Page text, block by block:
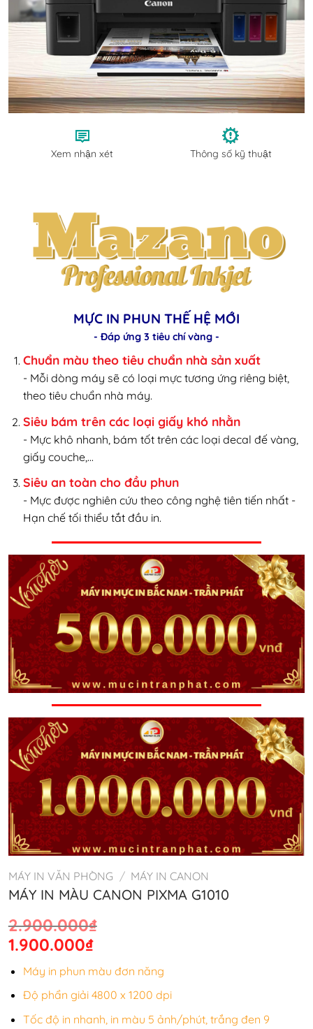
Xem nhận xét Thông số kỹ thuật
MỰC IN PHUN THẾ HỆ MỚI
- Đáp ứng 3 tiêu chí vàng -
Chuẩn màu theo tiêu chuẩn nhà sản xuất
- Mỗi dòng máy sẽ có loại mực tương ứng riêng biệt,
theo tiêu chuẩn nhà máy.
Siêu bám trên các loại giấy khó nhằn
- Mực khô nhanh, bám tốt trên các loại decal đế vàng,
giấy couche,...
Siêu an toàn cho đầu phun
- Mực được nghiên cứu theo công nghệ tiên tiến nhất -
Hạn chế tối thiểu tắt đầu in.
MÁY IN VĂN PHÒNG / MÁY IN CANON
MÁY IN MÀU CANON PIXMA G1010
2.900.000₫
Giá
gốc
2.900.000₫.
1.900.000₫
Giá
hiện
là:
1.900.000₫.
Máy in phun màu đơn năng
Độ phẩn giải 4800 x 1200 dpi
Tốc độ in nhanh, in màu 5 ảnh/phút, trắng đen 9